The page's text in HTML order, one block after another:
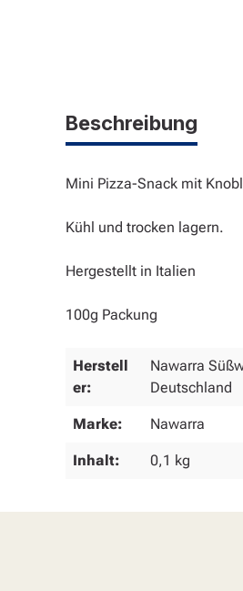
Beschreibung
Mini Pizza-Snack mit
Kühl und trocken lagern.
Hergestellt in Italien
100g Packung
Herstell
er:
Nawarra
Deutschland
Marke: Nawarra
Inhalt: 0,1 kg